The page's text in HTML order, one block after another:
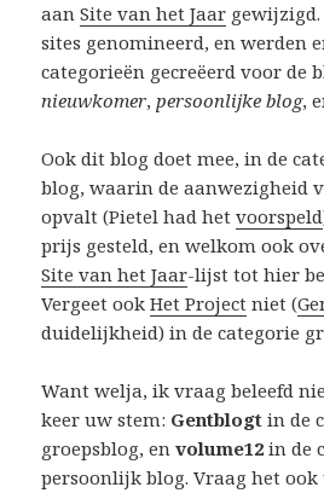
aanSite van het Jaar
sites genomineerd, en werden
categorieën gecreëerd voor de
nieuwkomer,persoonlijke blog,
Ook dit blog doet mee, in de
blog, waarin de aanwezigheid
opvalt (Pietel had hetvoorspeld
prijs gesteld, en welkom ook
Site van het Jaar-lijst tot hier
Vergeet ookHet Project niet (
duidelijkheid) in de categorie
Want welja, ik vraag beleefd
keer uw stem: Gentblogt in de
groepsblog, envolume12 in de
persoonlijk blog. Vraag het